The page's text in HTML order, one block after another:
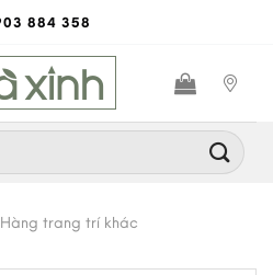
884 358
Hàng trang trí khác